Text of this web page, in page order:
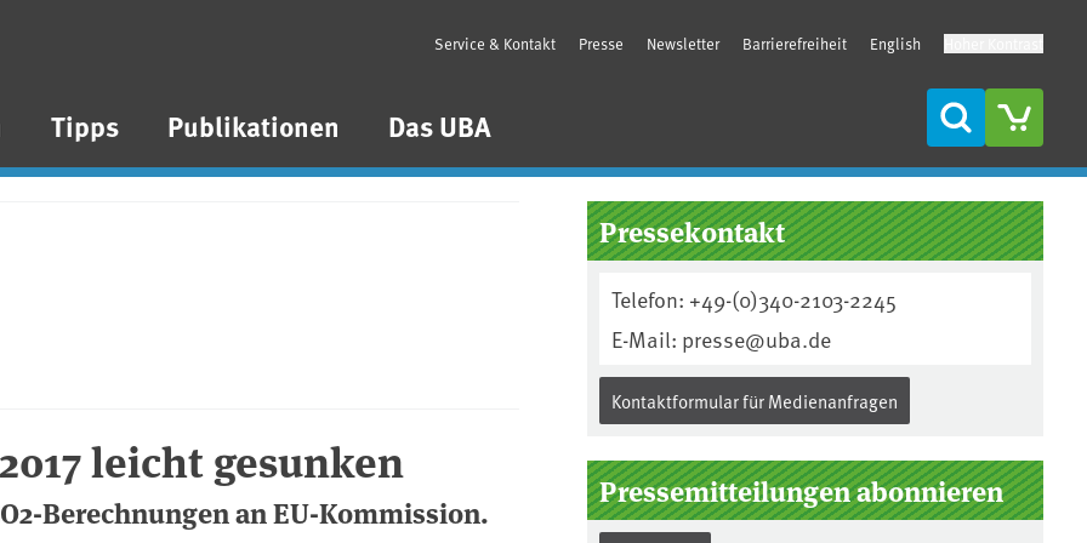
Tipps Publikationen Das UBA
Service & Kontakt Presse Newsletter Barrierefreiheit English
Suche
leicht gesunken
Berechnungen an EU-Kommission.
Seitenleiste
Pressekontakt
Telefon: +49-(0)340-2103-2245
E-Mail: presse@uba.de
Kontaktformular für Medienanfragen
Pressemitteilungen abonnieren